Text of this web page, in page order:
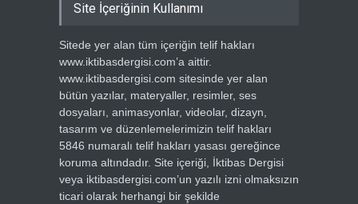
Site İçeriğinin Kullanımı
Sitede yer alan tüm içeriğin telif hakları
www.iktibasdergisi.com’a aittir.
www.iktibasdergisi.com sitesinde yer alan
bütün yazılar, materyaller, resimler, ses
dosyaları, animasyonlar, videolar, dizayn,
tasarım ve düzenlemelerimizin telif hakları
5846 numaralı telif hakları yasası gereğince
koruma altındadır. Site içeriği, İktibas Dergisi
veya iktibasdergisi.com’un yazılı izni olmaksızın
ticari olarak herhangi bir şekilde